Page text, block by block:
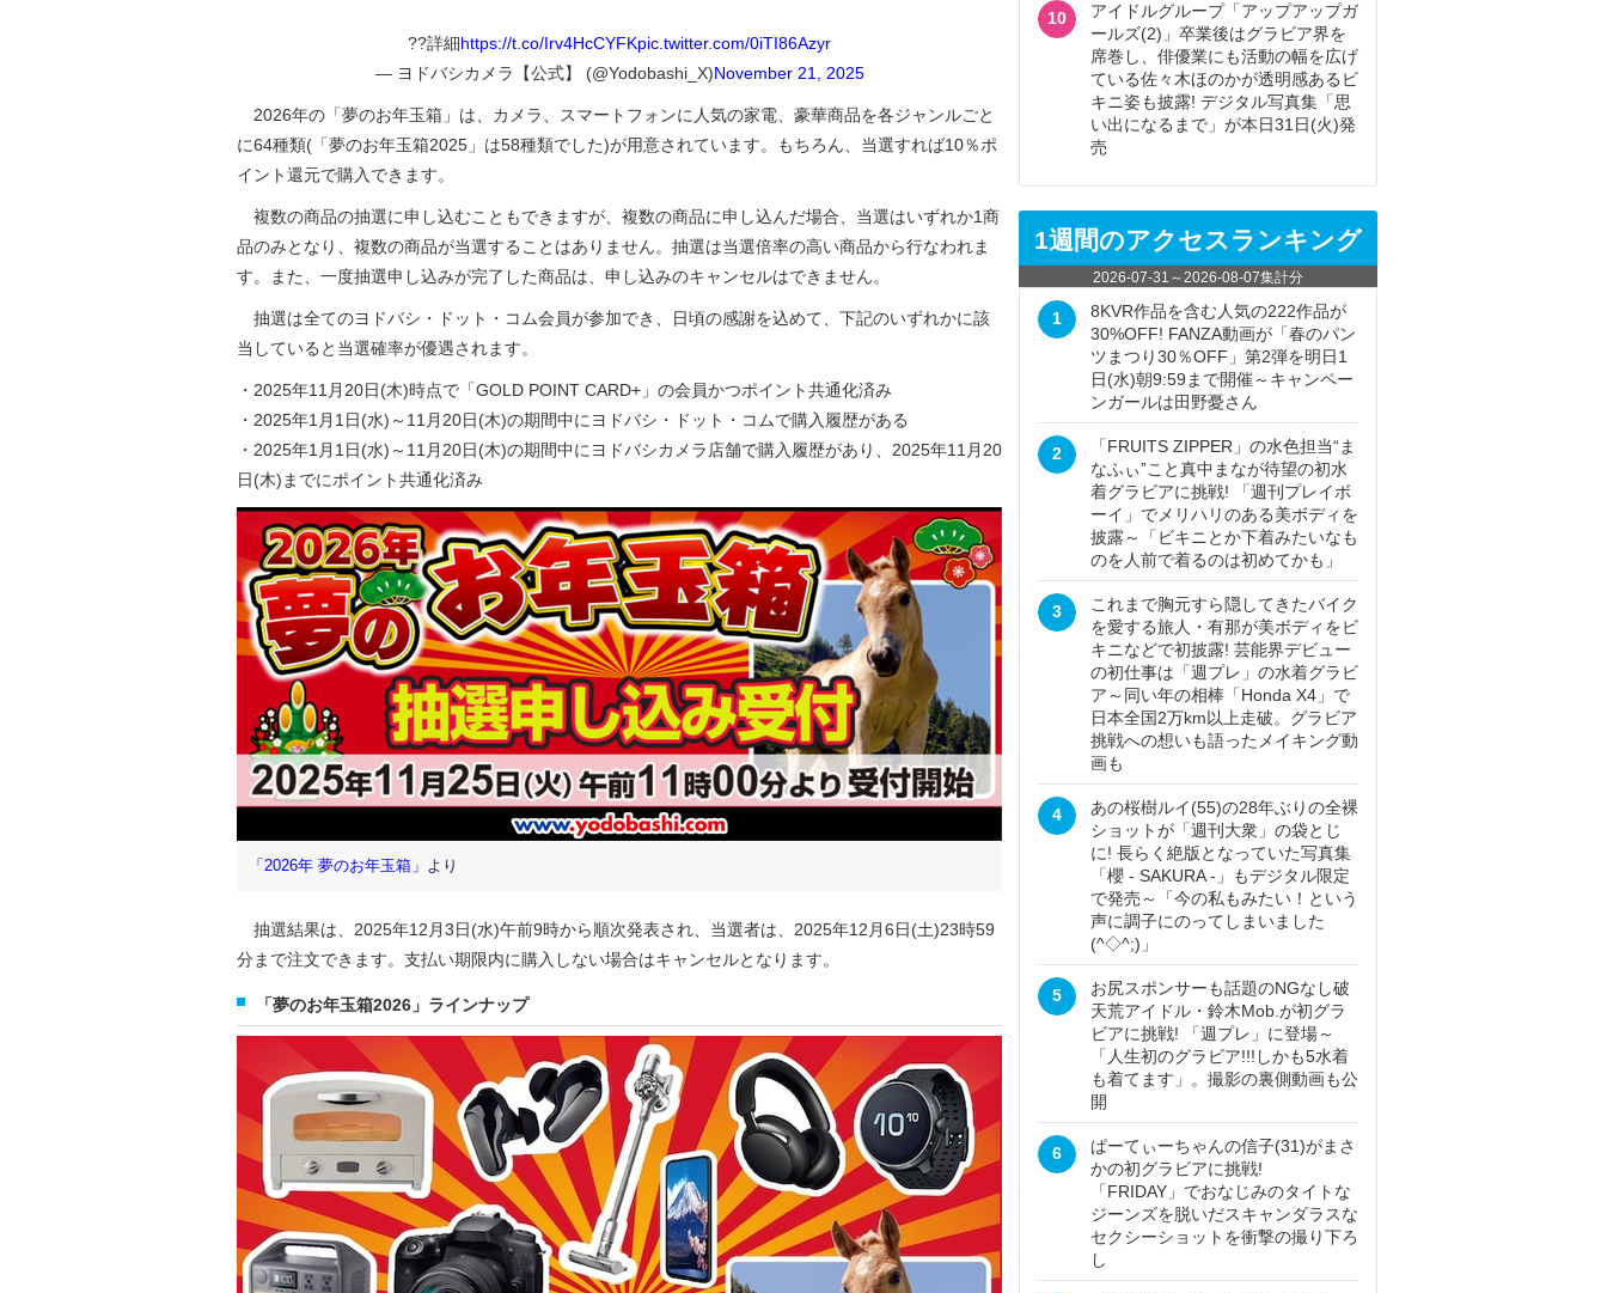
??詳細https://t.co/Irv4HcCYFKpic.twitter.com/0iTI86Azyr
— ヨドバシカメラ【公式】 (@Yodobashi_X)November 21, 2025
2026年の「夢のお年玉箱」は、カメラ、スマートフォンに人気の家電、豪華商品を各ジャンルごと
に64種類(「夢のお年玉箱2025」は58種類でした)が用意されています。もちろん、当選すれば10％ポ
イント還元で購入できます。
複数の商品の抽選に申し込むこともできますが、複数の商品に申し込んだ場合、当選はいずれか1商
品のみとなり、複数の商品が当選することはありません。抽選は当選倍率の高い商品から行なわれま
す。また、一度抽選申し込みが完了した商品は、申し込みのキャンセルはできません。
抽選は全てのヨドバシ・ドット・コム会員が参加でき、日頃の感謝を込めて、下記のいずれかに該
当していると当選確率が優遇されます。
・2025年11月20日(木)時点で「GOLD POINT CARD+」の会員かつポイント共通化済み
・2025年1月1日(水)～11月20日(木)の期間中にヨドバシ・ドット・コムで購入履歴がある
・2025年1月1日(水)～11月20日(木)の期間中にヨドバシカメラ店舗で購入履歴があり、2025年11月20
日(木)までにポイント共通化済み
「2026年 夢のお年玉箱」 より
抽選結果は、2025年12月3日(水)午前9時から順次発表され、当選者は、2025年12月6日(土)23時59
分まで注文できます。支払い期限内に購入しない場合はキャンセルとなります。
「夢のお年玉箱2026」ラインナップ
10
アイドルグループ「アップアップガ
ールズ(2)」卒業後はグラビア界を
席巻し、俳優業にも活動の幅を広げ
ている佐々木ほのかが透明感あるビ
キニ姿も披露! デジタル写真集「思
い出になるまで」が本日31日(火)発
売
1週間のアクセスランキング
2026-07-31 ～2026-08-07集計分
1
8KVR作品を含む人気の222作品が
30%OFF! FANZA動画が「春のパン
ツまつり30％OFF」第2弾を明日1
日(水)朝9:59まで開催～キャンペー
ンガールは田野憂さん
2
「FRUITS ZIPPER」の水色担当“ま
なふぃ”こと真中まなが待望の初水
着グラビアに挑戦! 「週刊プレイボ
ーイ」でメリハリのある美ボディを
披露～「ビキニとか下着みたいなも
のを人前で着るのは初めてかも」
3
これまで胸元すら隠してきたバイク
を愛する旅人・有那が美ボディをビ
キニなどで初披露! 芸能界デビュー
の初仕事は「週プレ」の水着グラビ
ア～同い年の相棒「Honda X4」で
日本全国2万km以上走破。グラビア
挑戦への想いも語ったメイキング動
画も
4
あの桜樹ルイ(55)の28年ぶりの全裸
ショットが「週刊大衆」の袋とじ
に! 長らく絶版となっていた写真集
「櫻 - SAKURA -」もデジタル限定
で発売～「今の私もみたい！という
声に調子にのってしまいました
(^◇^;)」
5
お尻スポンサーも話題のNGなし破
天荒アイドル・鈴木Mob.が初グラ
ビアに挑戦! 「週プレ」に登場～
「人生初のグラビア!!!しかも5水着
も着てます」。撮影の裏側動画も公
開
6
ぱーてぃーちゃんの信子(31)がまさ
かの初グラビアに挑戦!
「FRIDAY」でおなじみのタイトな
ジーンズを脱いだスキャンダラスな
セクシーショットを衝撃の撮り下ろ
し